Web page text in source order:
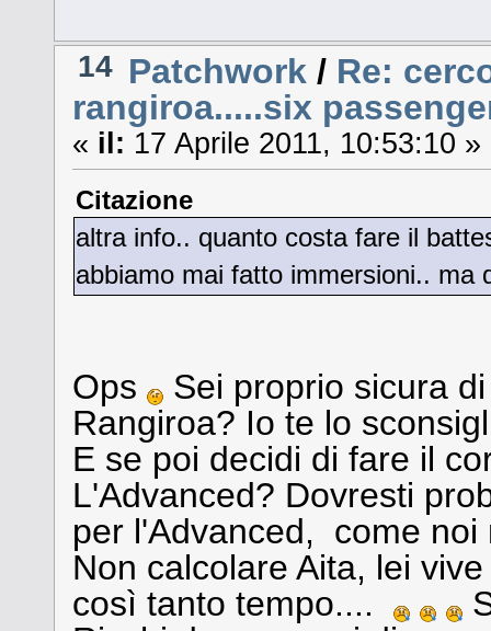
14 Patchwork / Re:
rangiroa.....six
« il: 17 Aprile 2011, 10:53:10 »
Citazione
altra info.. quanto costa fare il
abbiamo mai fatto immersioni..
Ops
Sei proprio sicura
Rangiroa? Io te lo
E se poi decidi di fare il
L'Advanced? Dovresti
per l'Advanced, come noi
Non calcolare Aita, lei
così tanto tempo....